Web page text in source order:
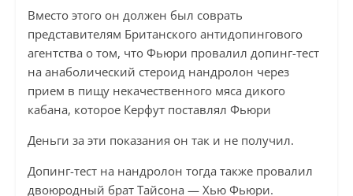
Вместо этого он должен был соврать
представителям Британского антидопингового
агентства о том, что Фьюри провалил допинг-тест
на анаболический стероид нандролон через
прием в пищу некачественного мяса дикого
кабана, которое Керфут поставлял Фьюри
Деньги за эти показания он так и не получил.
Допинг-тест на нандролон тогда также провалил
двоюродный брат Тайсона — Хью Фьюри.